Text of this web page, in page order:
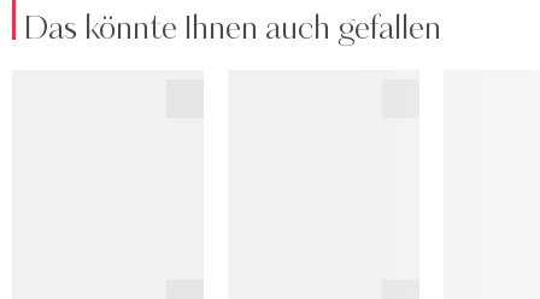
Das könnte Ihnen auch gefallen